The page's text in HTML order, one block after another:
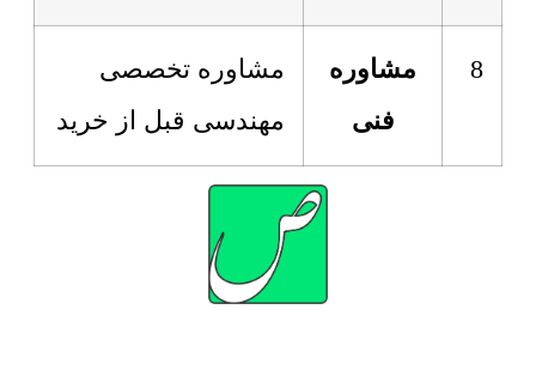
8
مشاوره
فنی
مشاوره تخصصی
مهندسی قبل از خرید